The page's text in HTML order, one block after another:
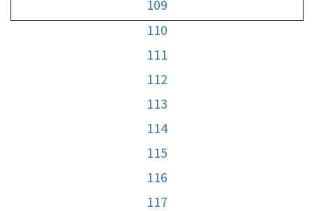
109
110
111
112
113
114
115
116
117